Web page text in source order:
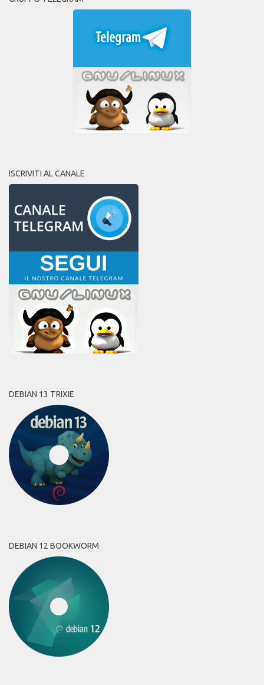
ISCRIVITI AL CANALE
DEBIAN 13 TRIXIE
DEBIAN 12 BOOKWORM